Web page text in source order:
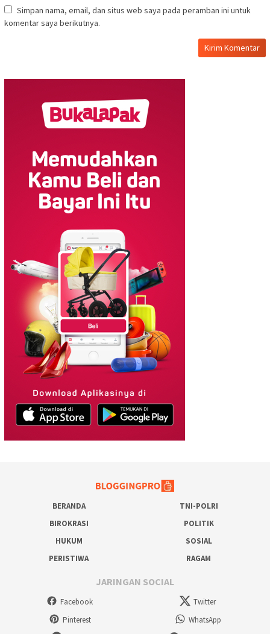
Simpan nama, email, dan situs web saya pada peramban ini untuk
komentar saya berikutnya.
BERANDA
TNI-POLRI
BIROKRASI
POLITIK
HUKUM
SOSIAL
PERISTIWA
RAGAM
JARINGAN SOCIAL
Facebook
Twitter
Pinterest
WhatsApp